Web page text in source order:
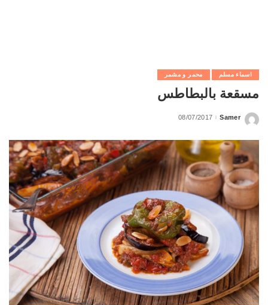
اسماء مسلم محمر و مشمر
مسقعة بالبطاطس
Posted
Samer
08/07/2017